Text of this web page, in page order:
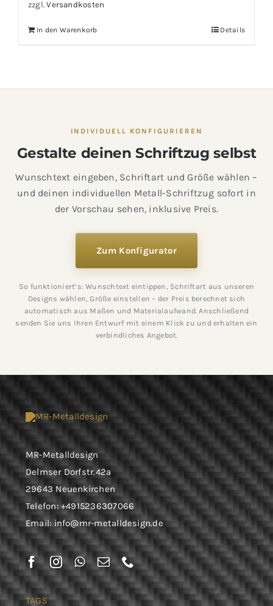
zzgl.Versandkosten
In den Warenkorb Details
INDIVIDUELL KONFIGURIEREN
Gestalte deinen Schriftzug selbst
Wunschtext eingeben, Schriftart und Größe wählen –
und deinen individuellen Metall-Schriftzug sofort in
der Vorschau sehen, inklusive Preis.
Zum Konfigurator
So funktioniert’s: Wunschtext eintippen, Schriftart aus unseren
Designs wählen, Größe einstellen – der Preis berechnet sich
automatisch aus Maßen und Materialaufwand. Anschließend
senden Sie uns Ihren Entwurf mit einem Klick zu und erhalten ein
verbindliches Angebot.
MR-Metalldesign
Delmser Dorfstr.42a
29643 Neuenkirchen
Telefon:+4915236307066
Email: info@mr-metalldesign.de
TAGS